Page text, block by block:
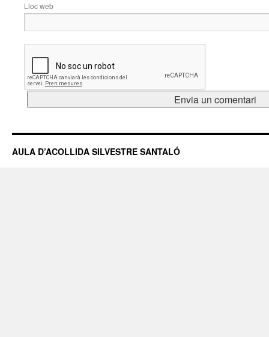
Lloc web
AULA D’ACOLLIDA SILVESTRE SANTALÓ